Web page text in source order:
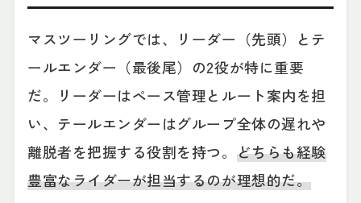
マスツーリングでは、リーダー（先頭）とテ
ールエンダー（最後尾）の2役が特に重要
だ。リーダーはペース管理とルート案内を担
い、テールエンダーはグループ全体の遅れや
離脱者を把握する役割を持つ。 どちらも経験
豊富なライダーが担当するのが理想的だ。